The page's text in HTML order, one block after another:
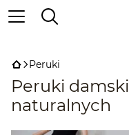
Peruki
Peruki
naturalnych